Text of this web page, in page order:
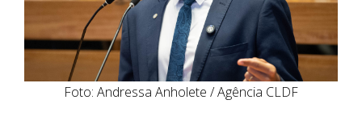
Foto: Andressa Anholete / Agência CLDF